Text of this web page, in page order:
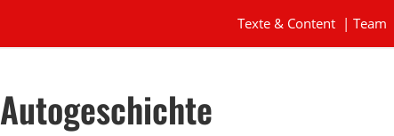
Texte & Content| Team
Autogeschichte